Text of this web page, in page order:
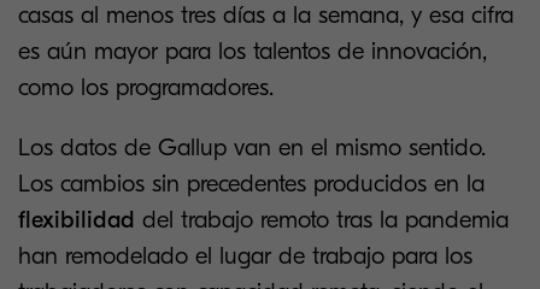
casas al menos tres días a la semana, y esa cifra
es aún mayor para los talentos de innovación,
como los programadores.
Los datos de Gallup van en el mismo sentido.
Los cambios sin precedentes producidos en la
flexibilidad del trabajo remoto tras la pandemia
han remodelado el lugar de trabajo para los